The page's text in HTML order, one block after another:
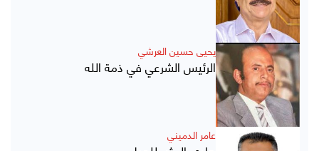
يحيى حسين العرشي
الرئيس الشرعي في ذمة الله
عامر الدميني